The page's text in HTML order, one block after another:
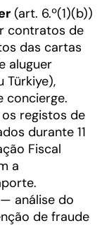
(art. 6.º(1)(b))
contratos de
das cartas
aluguer
Türkiye),
concierge.
registos de
durante 11
Fiscal
a
análise do
de fraude